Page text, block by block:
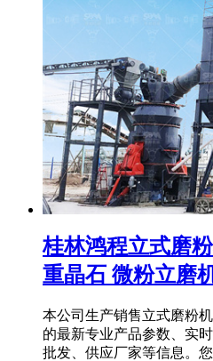
桂林鸿程立式磨
重晶石 微粉立磨
本公司生产销售立式磨粉
的最新专业产品参数、实
批发、供应厂家等信息。